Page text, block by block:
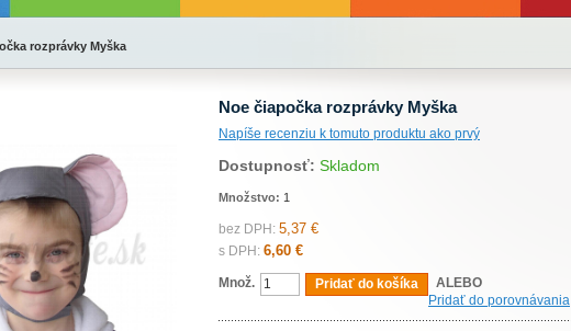
rozprávky Myška
Noe čiapočka rozprávky Myška
Napíše recenziu k tomuto produktu ako prvý
Dostupnosť: Skladom
Množstvo: 1
bez DPH: 5,37 €
s DPH: 6,60 €
Množ. Pridať do košíka
ALEBO
Pridať do porovnávania